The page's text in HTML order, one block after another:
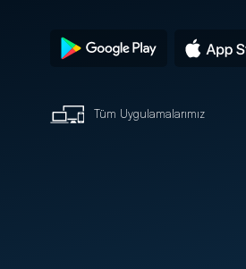
Tüm Uygulamalarımız